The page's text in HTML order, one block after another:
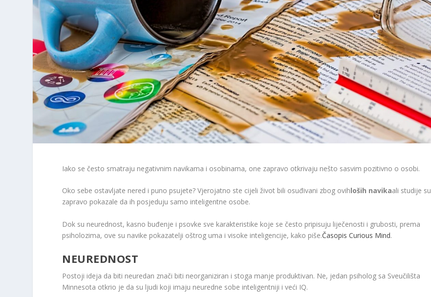
Iako se često smatraju negativnim navikama i osobinama, one zapravo otkrivaju nešto sasvim pozitivno o osobi.
Oko sebe ostavljate nered i puno psujete? Vjerojatno ste cijeli život bili osuđivani zbog ovihloših navikaali studije su
zapravo pokazale da ih posjeduju samo inteligentne osobe.
Dok su neurednost, kasno buđenje i psovke sve karakteristike koje se često pripisuju liječenosti i grubosti, prema
psiholozima, ove su navike pokazatelji oštrog uma i visoke inteligencije, kako piše.Časopis Curious Mind.
NEUREDNOST
Postoji ideja da biti neuredan znači biti neorganiziran i stoga manje produktivan. Ne, jedan psiholog sa Sveučilišta
Minnesota otkrio je da su ljudi koji imaju neuredne sobe inteligentniji i veći IQ.